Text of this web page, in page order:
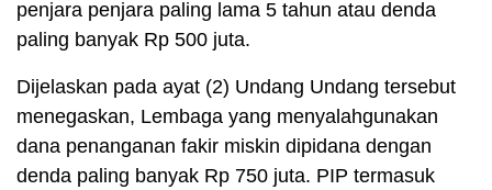
penjara penjara paling lama 5 tahun atau denda
paling banyak Rp 500 juta.
Dijelaskan pada ayat (2) Undang Undang tersebut
menegaskan, Lembaga yang menyalahgunakan
dana penanganan fakir miskin dipidana dengan
denda paling banyak Rp 750 juta. PIP termasuk